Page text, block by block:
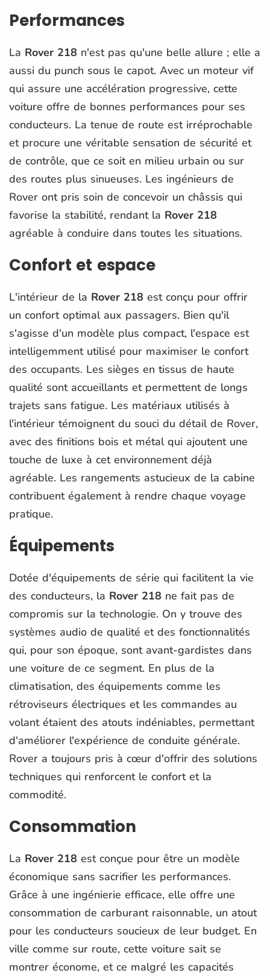
Performances
La Rover 218 n'est pas qu'une belle allure ; elle a
aussi du punch sous le capot. Avec un moteur vif
qui assure une accélération progressive, cette
voiture offre de bonnes performances pour ses
conducteurs. La tenue de route est irréprochable
et procure une véritable sensation de sécurité et
de contrôle, que ce soit en milieu urbain ou sur
des routes plus sinueuses. Les ingénieurs de
Rover ont pris soin de concevoir un châssis qui
favorise la stabilité, rendant la Rover 218
agréable à conduire dans toutes les situations.
Confort et espace
L'intérieur de la Rover 218 est conçu pour offrir
un confort optimal aux passagers. Bien qu'il
s'agisse d'un modèle plus compact, l'espace est
intelligemment utilisé pour maximiser le confort
des occupants. Les sièges en tissus de haute
qualité sont accueillants et permettent de longs
trajets sans fatigue. Les matériaux utilisés à
l'intérieur témoignent du souci du détail de Rover,
avec des finitions bois et métal qui ajoutent une
touche de luxe à cet environnement déjà
agréable. Les rangements astucieux de la cabine
contribuent également à rendre chaque voyage
pratique.
Équipements
Dotée d'équipements de série qui facilitent la vie
des conducteurs, la Rover 218 ne fait pas de
compromis sur la technologie. On y trouve des
systèmes audio de qualité et des fonctionnalités
qui, pour son époque, sont avant-gardistes dans
une voiture de ce segment. En plus de la
climatisation, des équipements comme les
rétroviseurs électriques et les commandes au
volant étaient des atouts indéniables, permettant
d'améliorer l'expérience de conduite générale.
Rover a toujours pris à cœur d'offrir des solutions
techniques qui renforcent le confort et la
commodité.
Consommation
La Rover 218 est conçue pour être un modèle
économique sans sacrifier les performances.
Grâce à une ingénierie efficace, elle offre une
consommation de carburant raisonnable, un atout
pour les conducteurs soucieux de leur budget. En
ville comme sur route, cette voiture sait se
montrer économe, et ce malgré les capacités